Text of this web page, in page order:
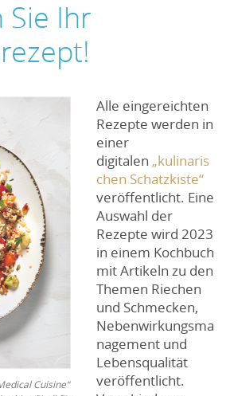
Sie Ihr
Cuisine“
Alle eingereichten
Rezepte werden in
einer
digitalen „kulinaris
chen Schatzkiste“
veröffentlicht. Eine
Auswahl der
Rezepte wird 2023
in einem Kochbuch
mit Artikeln zu den
Themen Riechen
und Schmecken,
Nebenwirkungsma
nagement und
Lebensqualität
veröffentlicht.